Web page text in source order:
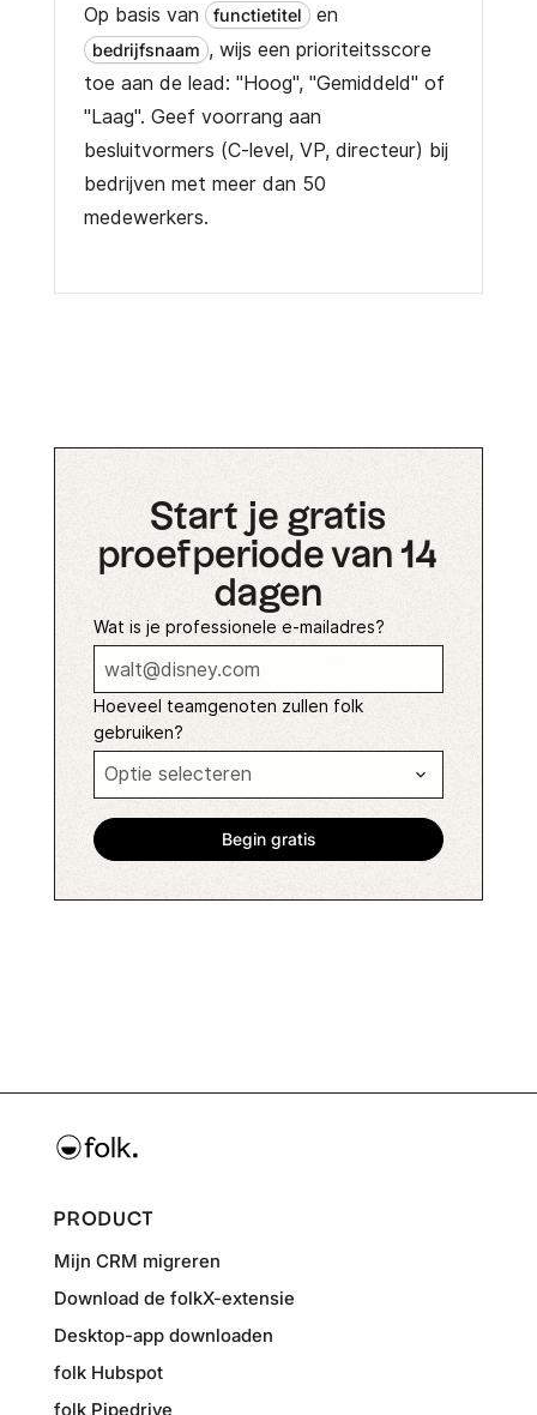
Op basis van functietitel en
bedrijfsnaam , wijs een prioriteitsscore
toe aan de lead: "Hoog", "Gemiddeld" of
"Laag". Geef voorrang aan
besluitvormers (C-level, VP, directeur) bij
bedrijven met meer dan 50
medewerkers.
Start je gratis
proefperiode van 14
dagen
Wat is je professionele e-mailadres?
Hoeveel teamgenoten zullen folk
gebruiken?
PRODUCT
Mijn CRM migreren
Download de folkX-extensie
Desktop-app downloaden
folk Hubspot
folk Pipedrive